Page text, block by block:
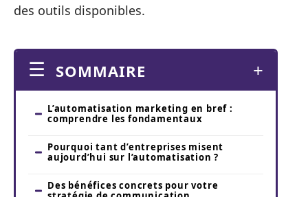
des outils disponibles.
SOMMAIRE
L’automatisation marketing en bref :
comprendre les fondamentaux
Pourquoi tant d’entreprises misent
aujourd’hui sur l’automatisation ?
Des bénéfices concrets pour votre